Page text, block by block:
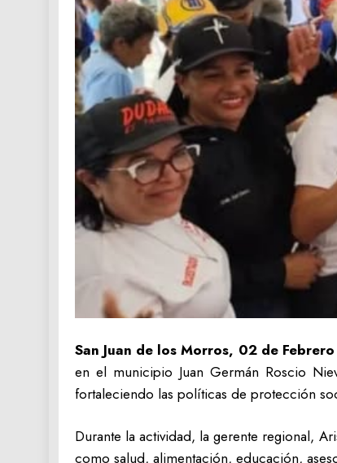
San Juan de los Morros, 02 de
en el municipio Juan Germán Roscio
fortaleciendo las políticas de protección
Durante la actividad, la gerente regional,
como salud, alimentación, educación,